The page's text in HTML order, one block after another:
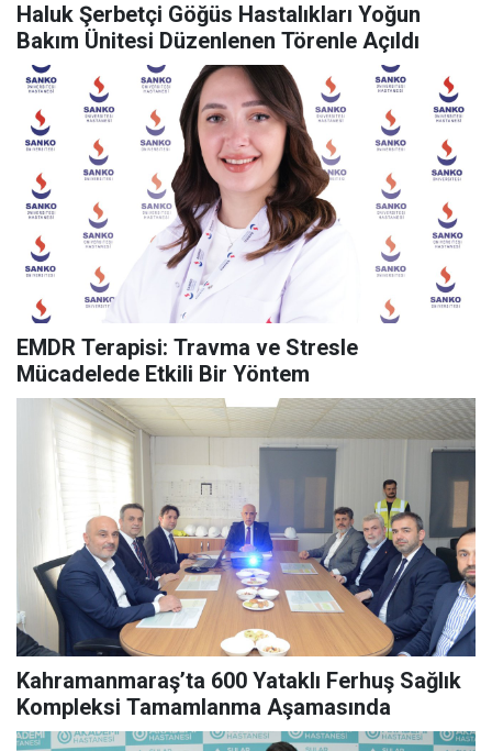
Haluk Şerbetçi Göğüs Hastalıkları Yoğun
Bakım Ünitesi Düzenlenen Törenle Açıldı
EMDR Terapisi: Travma ve Stresle
Mücadelede Etkili Bir Yöntem
Kahramanmaraş’ta 600 Yataklı Ferhuş Sağlık
Kompleksi Tamamlanma Aşamasında